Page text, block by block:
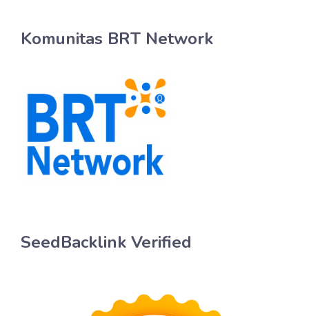
Komunitas BRT Network
SeedBacklink Verified